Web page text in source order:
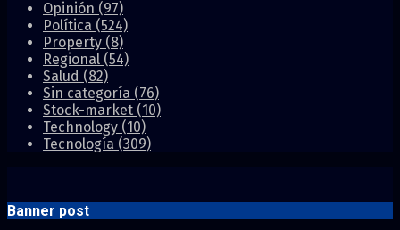
Opinión (97)
Política (524)
Property (8)
Regional (54)
Salud (82)
Sin categoría (76)
Stock-market (10)
Technology (10)
Tecnología (309)
Banner post